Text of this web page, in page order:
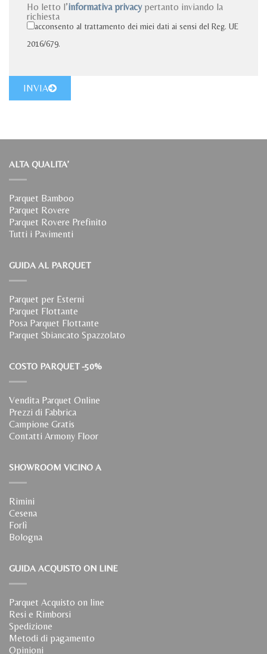
Ho letto l’informativa privacypertanto inviando la
richiesta
acconsento al trattamento dei miei dati ai sensi del Reg. UE
2016/679.
INVIA
ALTA QUALITA’
Parquet Bamboo
Parquet Rovere
Parquet Rovere Prefinito
Tutti i Pavimenti
GUIDA AL PARQUET
Parquet per Esterni
Parquet Flottante
Posa Parquet Flottante
Parquet Sbiancato Spazzolato
COSTO PARQUET -50%
Vendita Parquet Online
Prezzi di Fabbrica
Campione Gratis
Contatti Armony Floor
SHOWROOM VICINO A
Rimini
Cesena
Forlì
Bologna
GUIDA ACQUISTO ON LINE
Parquet Acquisto on line
Resi e Rimborsi
Spedizione
Metodi di pagamento
Opinioni